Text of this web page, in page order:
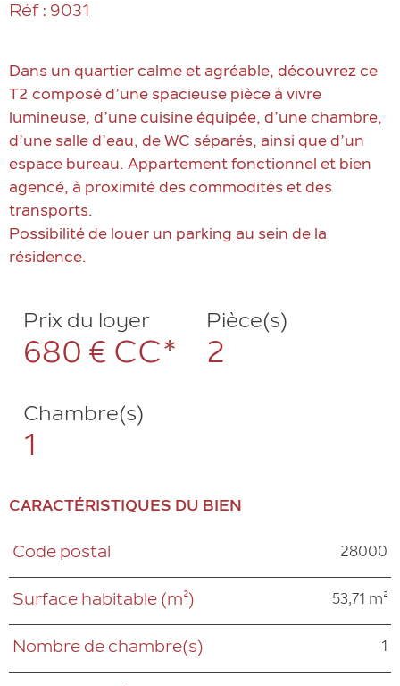
Réf : 9031
Dans un quartier calme et agréable, découvrez ce
T2 composé d’une spacieuse pièce à vivre
lumineuse, d’une cuisine équipée, d’une chambre,
d’une salle d’eau, de WC séparés, ainsi que d’un
espace bureau. Appartement fonctionnel et bien
agencé, à proximité des commodités et des
transports.
Possibilité de louer un parking au sein de la
Prix du loyer
680 € CC*
Pièce(s)
2
Chambre(s)
1
CARACTÉRISTIQUES DU BIEN
Caractéristiques
Code postal 28000
Surface habitable (m²) 53,71 m²
Nombre de chambre(s) 1